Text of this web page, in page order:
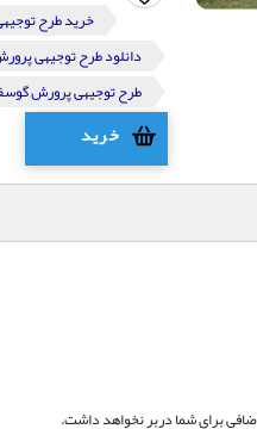
خرید طرح
دانلود طرح توجیهی
طرح توجیهی پرورش
خرید
برای شما دربر نخواهد داشت.